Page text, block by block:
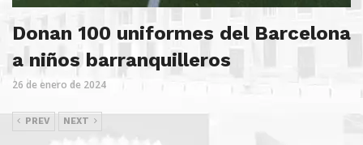
Donan 100 uniformes del Barcelona
a niños barranquilleros
26 de enero de 2024
PREV NEXT